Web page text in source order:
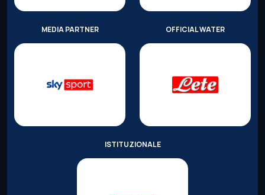
MEDIA PARTNER OFFICIAL WATER
ISTITUZIONALE